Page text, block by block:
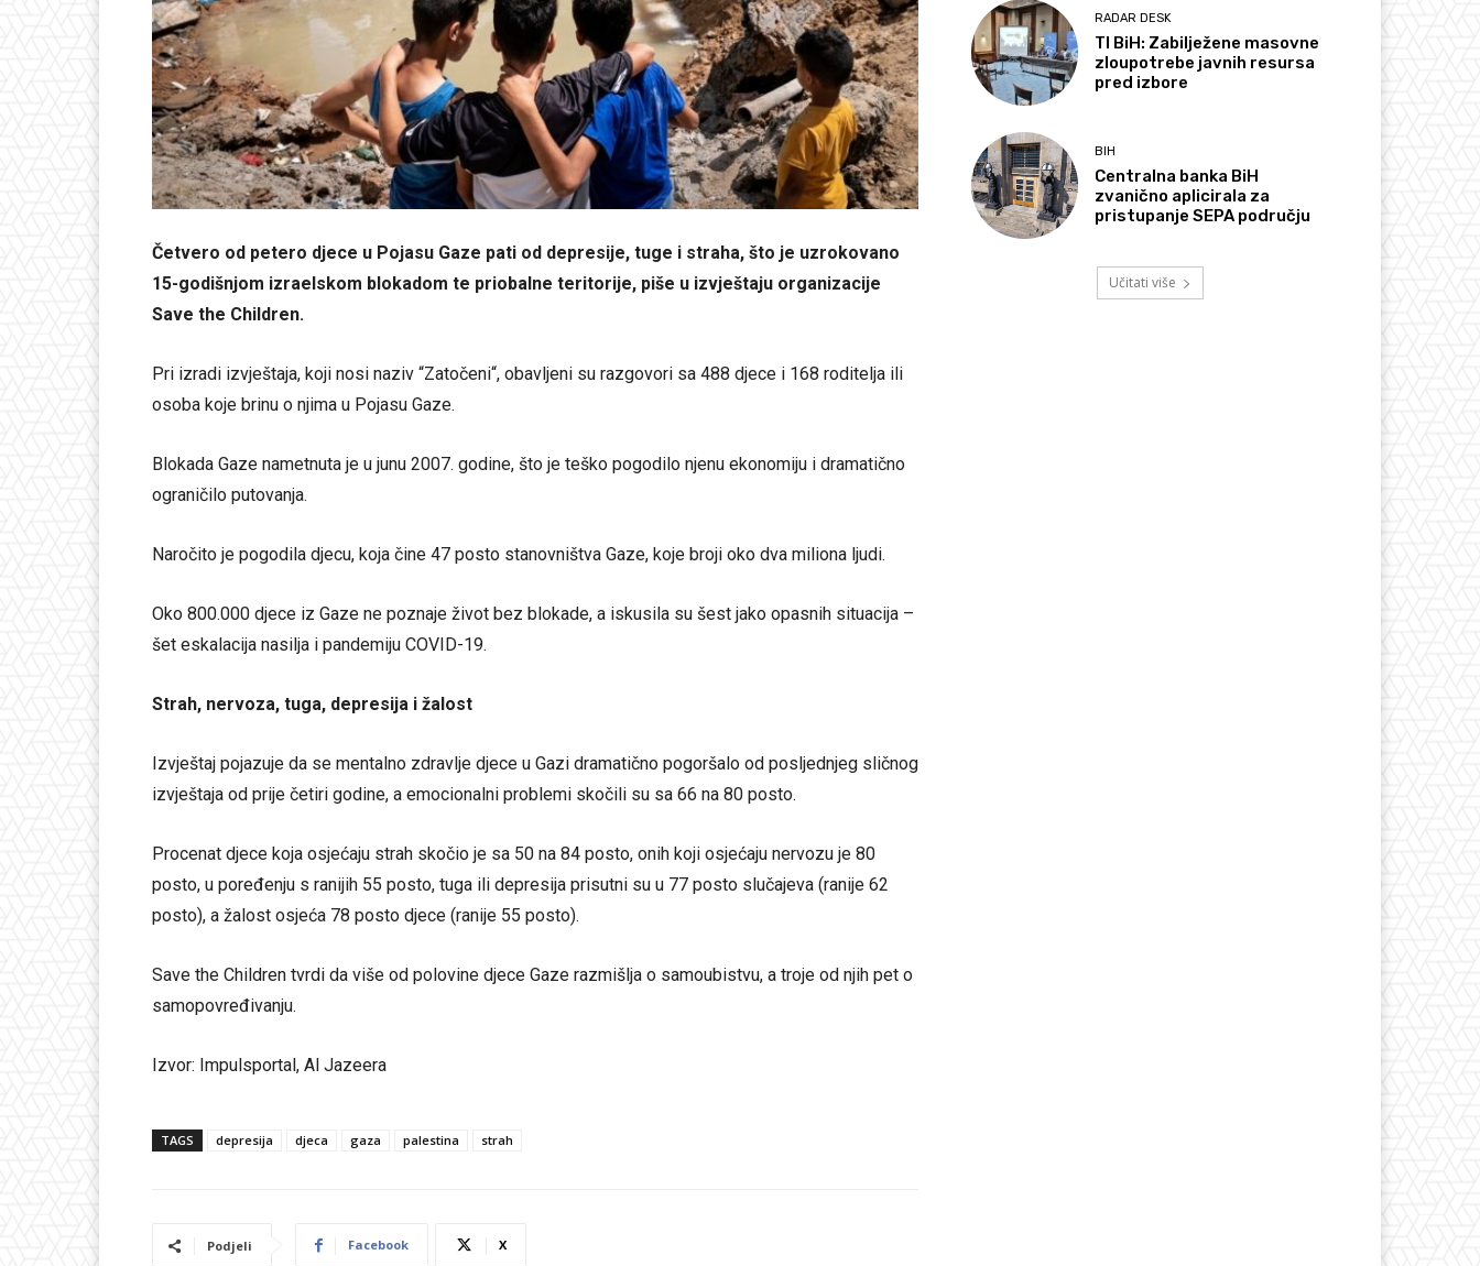
Četvero od petero djece u Pojasu Gaze pati od depresije, tuge i straha, što je uzrokovano
15-godišnjom izraelskom blokadom te priobalne teritorije, piše u izvještaju organizacije
Save the Children.
Pri izradi izvještaja, koji nosi naziv “Zatočeni“, obavljeni su razgovori sa 488 djece i 168 roditelja ili
osoba koje brinu o njima u Pojasu Gaze.
Blokada Gaze nametnuta je u junu 2007. godine, što je teško pogodilo njenu ekonomiju i dramatično
ograničilo putovanja.
Naročito je pogodila djecu, koja čine 47 posto stanovništva Gaze, koje broji oko dva miliona ljudi.
Oko 800.000 djece iz Gaze ne poznaje život bez blokade, a iskusila su šest jako opasnih situacija –
šet eskalacija nasilja i pandemiju COVID-19.
Strah, nervoza, tuga, depresija i žalost
Izvještaj pojazuje da se mentalno zdravlje djece u Gazi dramatično pogoršalo od posljednjeg sličnog
izvještaja od prije četiri godine, a emocionalni problemi skočili su sa 66 na 80 posto.
Procenat djece koja osjećaju strah skočio je sa 50 na 84 posto, onih koji osjećaju nervozu je 80
posto, u poređenju s ranijih 55 posto, tuga ili depresija prisutni su u 77 posto slučajeva (ranije 62
posto), a žalost osjeća 78 posto djece (ranije 55 posto).
Save the Children tvrdi da više od polovine djece Gaze razmišlja o samoubistvu, a troje od njih pet o
samopovređivanju.
Izvor: Impulsportal, Al Jazeera
TAGS depresija djeca gaza palestina strah
Podjeli Facebook X
RADAR DESK
TI BiH: Zabilježene masovne
zloupotrebe javnih resursa
pred izbore
BIH
Centralna banka BiH
zvanično aplicirala za
pristupanje SEPA području
Učitati više